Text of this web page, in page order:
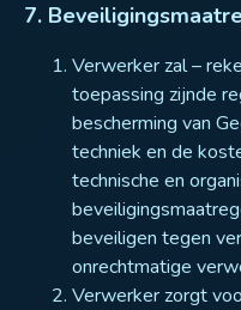
7.
Verwerker zal –
toepassing zijnde
bescherming van
techniek en de
technische en
beveiligen tegen
onrechtmatige
Verwerker zorgt